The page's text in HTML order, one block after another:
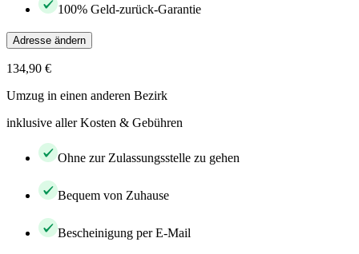
100% Geld-zurück-Garantie
Adresse ändern
134,90 €
Umzug in einen anderen Bezirk
inklusive aller Kosten & Gebühren
Ohne zur Zulassungsstelle zu gehen
Bequem von Zuhause
Bescheinigung per E-Mail